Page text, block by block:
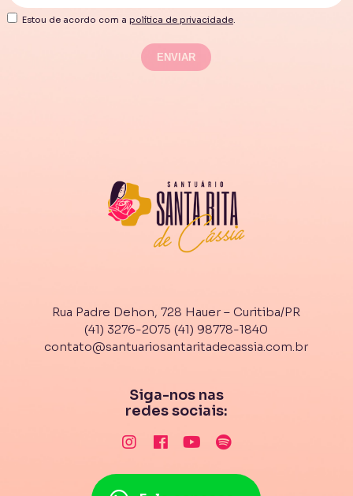
Estou de acordo com a política de privacidade.
Rua Padre Dehon, 728 Hauer – Curitiba/PR
(41) 3276-2075 (41) 98778-1840
contato@santuariosantaritadecassia.com.br
Siga-nos nas
redes sociais: